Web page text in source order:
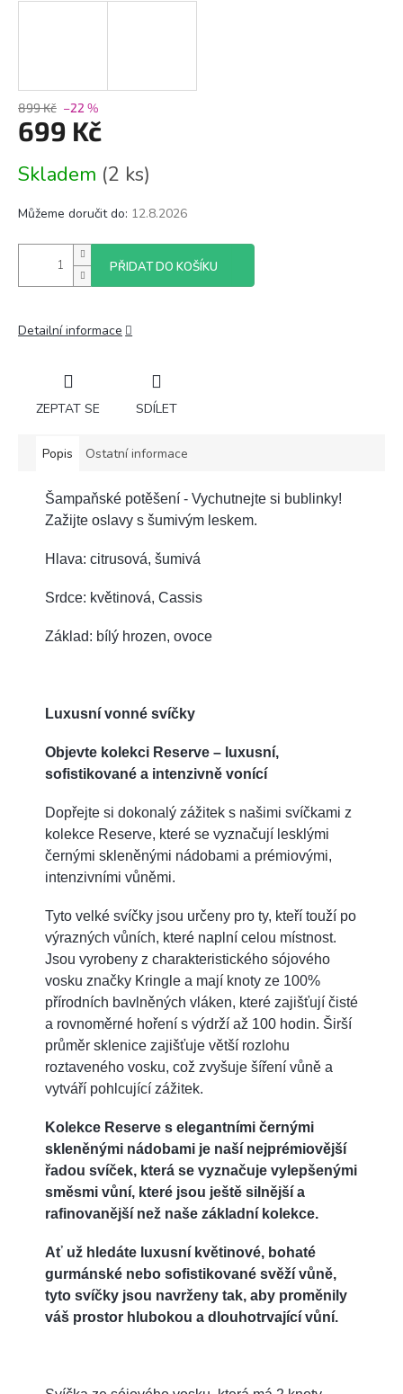
899 Kč –22 %
699 Kč
cena:
Skladem (2 ks)
Můžeme doručit do: 12.8.2026
PŘIDAT DO KOŠÍKU
Detailní informace
ZEPTAT SE SDÍLET
Popis Ostatní informace
Šampaňské potěšení - Vychutnejte si bublinky!
Zažijte oslavy s šumivým leskem.
Hlava: citrusová, šumivá
Srdce: květinová, Cassis
Základ: bílý hrozen, ovoce
Luxusní vonné svíčky
Objevte kolekci Reserve – luxusní,
sofistikované a intenzivně vonící
Dopřejte si dokonalý zážitek s našimi svíčkami z
kolekce Reserve, které se vyznačují lesklými
černými skleněnými nádobami a prémiovými,
intenzivními vůněmi.
Tyto velké svíčky jsou určeny pro ty, kteří touží po
výrazných vůních, které naplní celou místnost.
Jsou vyrobeny z charakteristického sójového
vosku značky Kringle a mají knoty ze 100%
přírodních bavlněných vláken, které zajišťují čisté
a rovnoměrné hoření s výdrží až 100 hodin. Širší
průměr sklenice zajišťuje větší rozlohu
roztaveného vosku, což zvyšuje šíření vůně a
vytváří pohlcující zážitek.
Kolekce Reserve s elegantními černými
skleněnými nádobami je naší nejprémiovější
řadou svíček, která se vyznačuje vylepšenými
směsmi vůní, které jsou ještě silnější a
rafinovanější než naše základní kolekce.
Ať už hledáte luxusní květinové, bohaté
gurmánské nebo sofistikované svěží vůně,
tyto svíčky jsou navrženy tak, aby proměnily
váš prostor hlubokou a dlouhotrvající vůní.